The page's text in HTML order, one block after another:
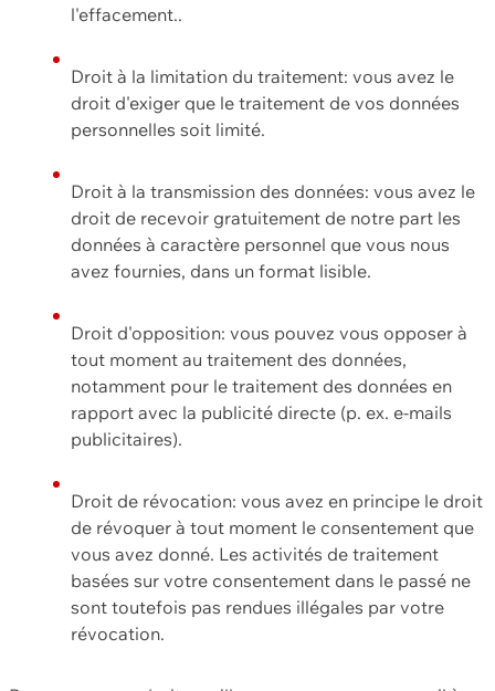
l'effacement..
Droit à la limitation du traitement: vous avez le
droit d'exiger que le traitement de vos données
personnelles soit limité.
Droit à la transmission des données: vous avez le
droit de recevoir gratuitement de notre part les
données à caractère personnel que vous nous
avez fournies, dans un format lisible.
Droit d'opposition: vous pouvez vous opposer à
tout moment au traitement des données,
notamment pour le traitement des données en
rapport avec la publicité directe (p. ex. e-mails
publicitaires).
Droit de révocation: vous avez en principe le droit
de révoquer à tout moment le consentement que
vous avez donné. Les activités de traitement
basées sur votre consentement dans le passé ne
sont toutefois pas rendues illégales par votre
révocation.